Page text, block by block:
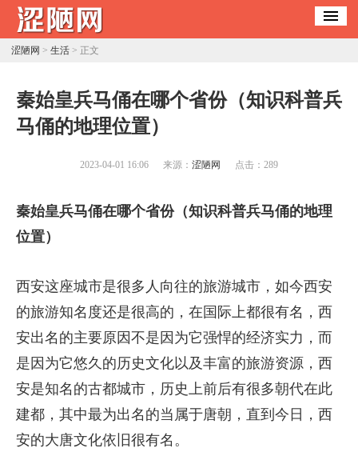
涩陋网 > 生活> 正文
​秦始皇兵马俑在哪个省份（知识科普兵
马俑的地理位置）
2023-04-01 16:06 来源： 涩陋网 点击： 289
秦始皇兵马俑在哪个省份（知识科普兵马俑的地理
位置）
西安这座城市是很多人向往的旅游城市，如今西安
的旅游知名度还是很高的，在国际上都很有名，西
安出名的主要原因不是因为它强悍的经济实力，而
是因为它悠久的历史文化以及丰富的旅游资源，西
安是知名的古都城市，历史上前后有很多朝代在此
建都，其中最为出名的当属于唐朝，直到今日，西
安的大唐文化依旧很有名。